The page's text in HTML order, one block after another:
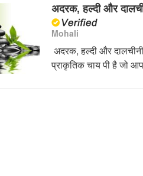
अदरक, हल्दी और
Mohali
अदरक, हल्दी और
प्राकृतिक चाय पी है जो